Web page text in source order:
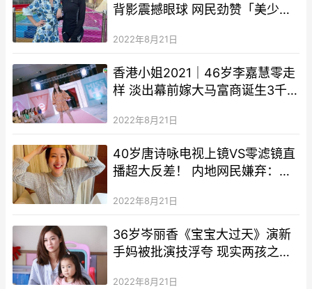
背影震撼眼球 网民劲赞「美少
2022年8月21日
香港小姐2021｜46岁李嘉慧零走
样 淡出幕前嫁大马富商诞生3千
2022年8月21日
40岁唐诗咏电视上镜VS零滤镜直
播超大反差！ 内地网民嫌弃：诚
2022年8月21日
36岁岑丽香《宝宝大过天》演新
手妈被批演技浮夸 现实两孩之母
2022年8月21日